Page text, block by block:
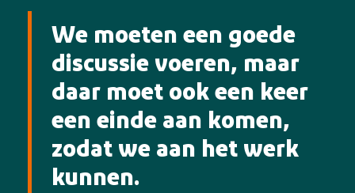
We moeten een goede
discussie voeren, maar
daar moet ook een keer
een einde aan komen,
zodat we aan het werk
kunnen.